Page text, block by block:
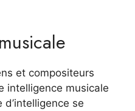
et compositeurs
intelligence musicale
se